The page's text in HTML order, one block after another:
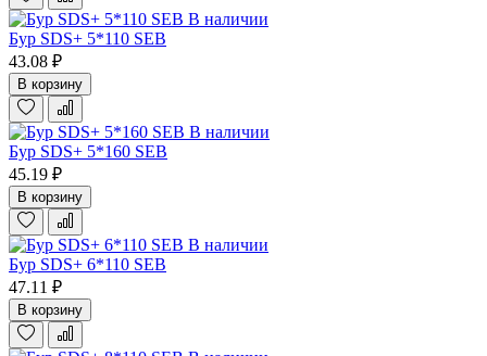
В наличии
Бур SDS+ 5*110 SEB
43.08 ₽
В корзину
В наличии
Бур SDS+ 5*160 SEB
45.19 ₽
В корзину
В наличии
Бур SDS+ 6*110 SEB
47.11 ₽
В корзину